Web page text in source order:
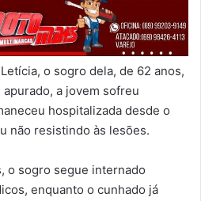
o sogro dela, de 62 anos,
a jovem sofreu
hospitalizada desde o
não resistindo às lesões.
o sogro segue internado
enquanto o cunhado já